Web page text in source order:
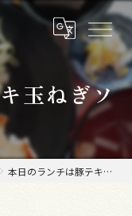
玉ねぎソ
本日のランチは豚テキ玉ねぎソース！